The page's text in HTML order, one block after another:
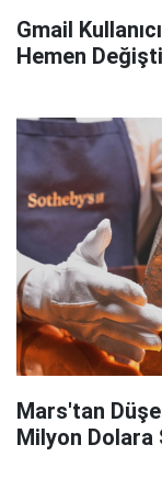
Gmail
Hemen
Mars'tan
Milyon Dolara